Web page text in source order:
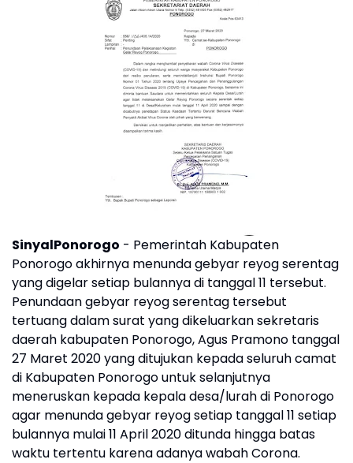
SinyalPonorogo - Pemerintah Kabupaten
Ponorogo akhirnya menunda gebyar reyog serentag
yang digelar setiap bulannya di tanggal 11 tersebut.
Penundaan gebyar reyog serentag tersebut
tertuang dalam surat yang dikeluarkan sekretaris
daerah kabupaten Ponorogo, Agus Pramono tanggal
27 Maret 2020 yang ditujukan kepada seluruh camat
di Kabupaten Ponorogo untuk selanjutnya
meneruskan kepada kepala desa/lurah di Ponorogo
agar menunda gebyar reyog setiap tanggal 11 setiap
bulannya mulai 11 April 2020 ditunda hingga batas
waktu tertentu karena adanya wabah Corona.